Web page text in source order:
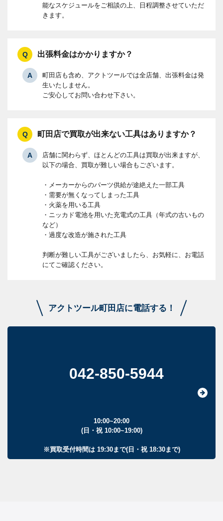
能なスケジュールをご相談の上、日程調整させていただ
きます。
出張料金はかかりますか？
町田店も含め、アクトツールでは全店舗、出張料金は発
生いたしません。
ご安心してお問い合わせ下さい。
町田店で買取が出来ない工具はありますか？
店舗に関わらず、ほとんどの工具は買取が出来ますが、
以下の場合、買取が難しい場合もございます。
・メーカーからのパーツ供給が途絶えた一部工具
・需要が無くなってしまった工具
・火薬を用いる工具
・ニッカド電池を用いた充電式の工具（年式の古いもの
など）
・過度な改造が施された工具
判断が難しい工具がございましたら、お気軽に、お電話
にてご確認ください。
アクトツール町田店に電話する！
042-850-5944
10:00~20:00
(日・祝 10:00~19:00)
※買取受付時間は 19:30まで(日・祝 18:30まで)